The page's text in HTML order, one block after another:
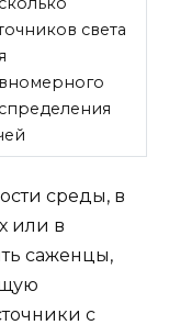
света
среды, в
или в
саженцы,
с